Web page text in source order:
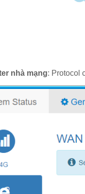
nhà mạng: Protocol